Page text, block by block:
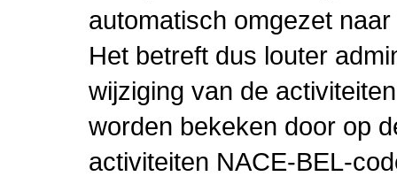
automatisch omgezet
Het betreft dus louter
wijziging van de
worden bekeken door op
activiteiten NACE-BEL-